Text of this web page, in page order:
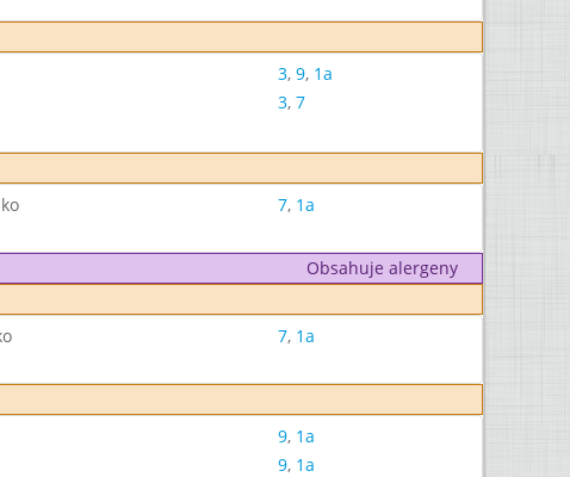
3, 9, 1a
3, 7
7, 1a
Obsahuje alergeny
7, 1a
9, 1a
9, 1a